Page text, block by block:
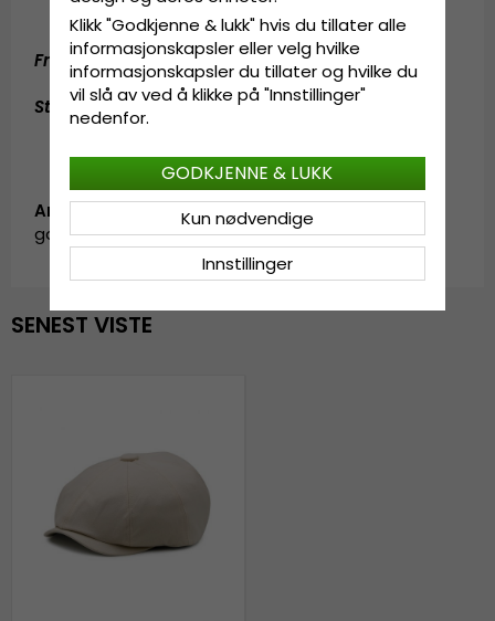
Fremstilt av100% polyester
Fremstilt av:100% polyester.
Størrelsesinformasjon:Medium - 56-58 cm.
Artikkel-ID:
garda.flatcap.no24.hawes.offwhite
SENEST VISTE
Klikk "Godkjenne & lukk" hvis du tillater alle
informasjonskapsler eller velg hvilke
informasjonskapsler du tillater og hvilke du
vil slå av ved å klikke på "Innstillinger"
nedenfor.
Innstillinger
Kun nødvendige
GODKJENNE & LUKK